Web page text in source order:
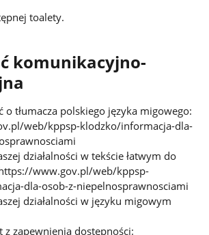
toalety.
komunikacyjno-
o tłumacza polskiego języka migowego:
web/kppsp-klodzko/informacja-dla-
działalności w tekście łatwym do
https://www.gov.pl/web/kppsp-
dla-osob-z-niepelnosprawnosciami
działalności w języku migowym
zapewnienia dostępności: